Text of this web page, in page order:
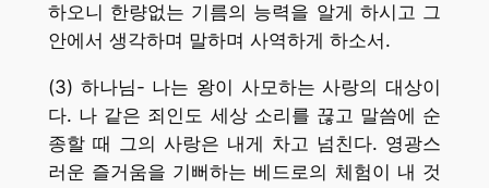
하오니 한량없는 기름의 능력을 알게 하시고 그
안에서 생각하며 말하며 사역하게 하소서.
(3) 하나님- 나는 왕이 사모하는 사랑의 대상이
다. 나 같은 죄인도 세상 소리를 끊고 말씀에 순
종할 때 그의 사랑은 내게 차고 넘친다. 영광스
러운 즐거움을 기뻐하는 베드로의 체험이 내 것